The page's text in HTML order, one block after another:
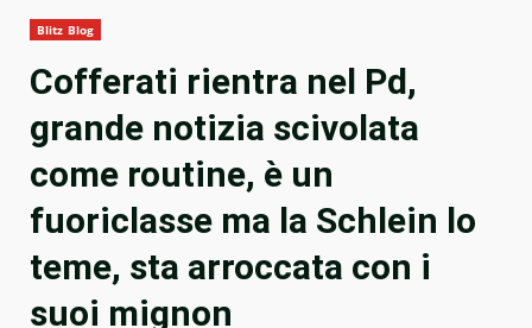
Blitz Blog
Cofferati rientra nel Pd,
grande notizia scivolata
come routine, è un
fuoriclasse ma la Schlein lo
teme, sta arroccata con i
suoi mignon